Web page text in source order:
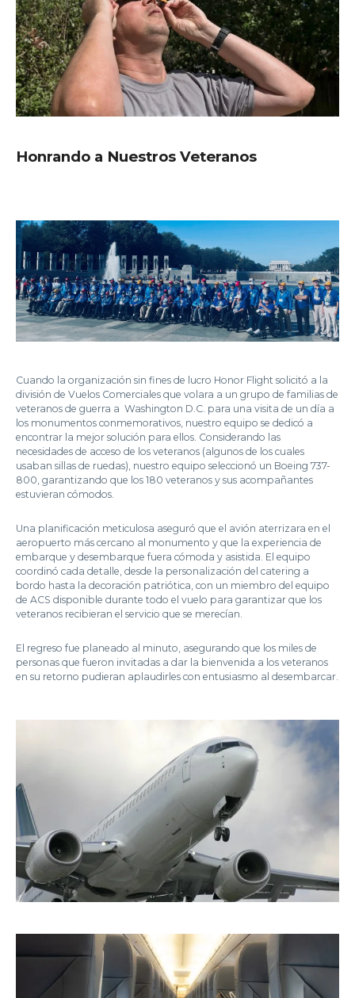
Honrando a Nuestros Veteranos
Cuando la organización sin fines de lucro Honor Flight solicitó a la
división de Vuelos Comerciales que volara a un grupo de familias de
veteranos de guerra a Washington D.C. para una visita de un día a
los monumentos conmemorativos, nuestro equipo se dedicó a
encontrar la mejor solución para ellos. Considerando las
necesidades de acceso de los veteranos (algunos de los cuales
usaban sillas de ruedas), nuestro equipo seleccionó un Boeing 737-
800, garantizando que los 180 veteranos y sus acompañantes
estuvieran cómodos.
Una planificación meticulosa aseguró que el avión aterrizara en el
aeropuerto más cercano al monumento y que la experiencia de
embarque y desembarque fuera cómoda y asistida. El equipo
coordinó cada detalle, desde la personalización del catering a
bordo hasta la decoración patriótica, con un miembro del equipo
de ACS disponible durante todo el vuelo para garantizar que los
veteranos recibieran el servicio que se merecían.
El regreso fue planeado al minuto, asegurando que los miles de
personas que fueron invitadas a dar la bienvenida a los veteranos
en su retorno pudieran aplaudirles con entusiasmo al desembarcar.